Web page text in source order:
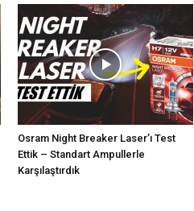
Osram Night Breaker Laser’ı Test
Ettik – Standart Ampullerle
Karşılaştırdık